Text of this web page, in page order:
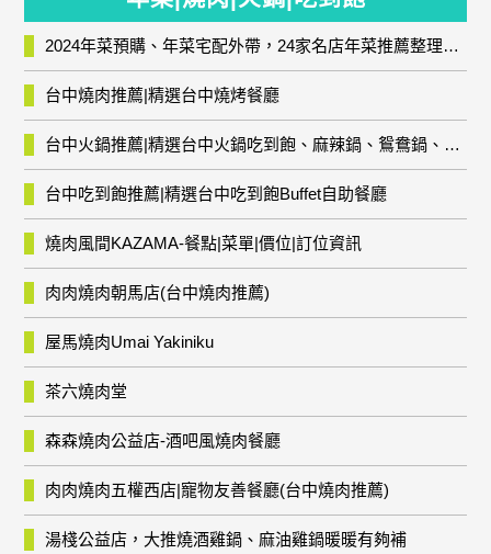
2024年菜預購、年菜宅配外帶，24家名店年菜推薦整理，圍爐輕鬆上菜團圓趣
台中燒肉推薦|精選台中燒烤餐廳
台中火鍋推薦|精選台中火鍋吃到飽、麻辣鍋、鴛鴦鍋、石頭火鍋、酸菜白肉鍋、海鮮鍋、燒酒雞、麻油雞、壽喜燒等熱門人氣火鍋店!
台中吃到飽推薦|精選台中吃到飽Buffet自助餐廳
燒肉風間KAZAMA-餐點|菜單|價位|訂位資訊
肉肉燒肉朝馬店(台中燒肉推薦)
屋馬燒肉Umai Yakiniku
茶六燒肉堂
森森燒肉公益店-酒吧風燒肉餐廳
肉肉燒肉五權西店|寵物友善餐廳(台中燒肉推薦)
湯棧公益店，大推燒酒雞鍋、麻油雞鍋暖暖有夠補